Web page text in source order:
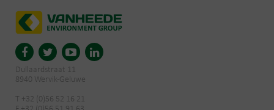
Dullaardstraat 11
8940 Wervik-Geluwe
T +32 (0)56 52 16 21